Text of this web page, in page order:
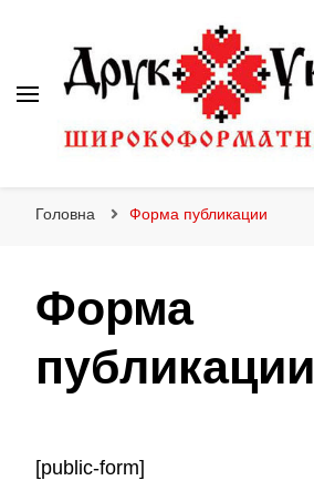
Головна Форма публикации
Форма
публикации
[public-form]